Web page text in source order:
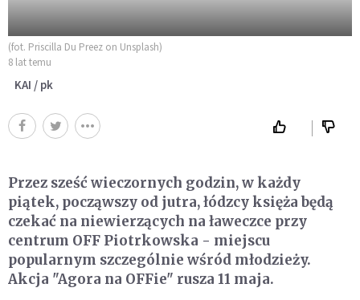
(fot. Priscilla Du Preez on Unsplash)
8 lat temu
KAI / pk
Przez sześć wieczornych godzin, w każdy
piątek, począwszy od jutra, łódzcy księża będą
czekać na niewierzących na ławeczce przy
centrum OFF Piotrkowska - miejscu
popularnym szczególnie wśród młodzieży.
Akcja "Agora na OFFie" rusza 11 maja.